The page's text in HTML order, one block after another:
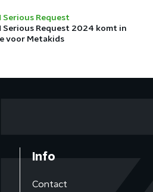
Serious Request
Serious Request 2024 komt in
voor Metakids
Info
Contact